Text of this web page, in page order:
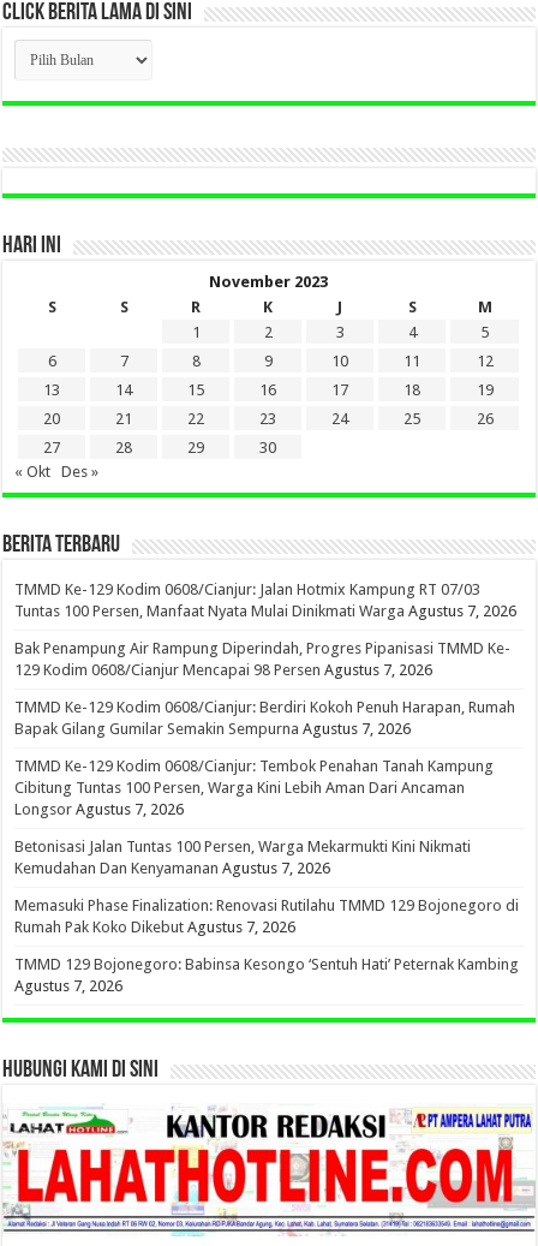
CLICK BERITA LAMA DI SINI
CLICK
BERITA
LAMA
DI
HARI INI
November 2023
S
S R K J S
M
1
2 3 4
5
6
7 8 9 10 11
12
13
14 15 16 17 18
19
20
21 22 23 24 25
26
27
28 29
30
« Okt
Des »
BERITA TERBARU
TMMD Ke-129 Kodim 0608/Cianjur: Jalan Hotmix Kampung RT 07/03
Tuntas 100 Persen, Manfaat Nyata Mulai Dinikmati Warga Agustus 7, 2026
Bak Penampung Air Rampung Diperindah, Progres Pipanisasi TMMD Ke-
129 Kodim 0608/Cianjur Mencapai 98 Persen Agustus 7, 2026
TMMD Ke-129 Kodim 0608/Cianjur: Berdiri Kokoh Penuh Harapan, Rumah
Bapak Gilang Gumilar Semakin Sempurna Agustus 7, 2026
TMMD Ke-129 Kodim 0608/Cianjur: Tembok Penahan Tanah Kampung
Cibitung Tuntas 100 Persen, Warga Kini Lebih Aman Dari Ancaman
Longsor Agustus 7, 2026
Betonisasi Jalan Tuntas 100 Persen, Warga Mekarmukti Kini Nikmati
Kemudahan Dan Kenyamanan Agustus 7, 2026
Memasuki Phase Finalization: Renovasi Rutilahu TMMD 129 Bojonegoro di
Rumah Pak Koko Dikebut Agustus 7, 2026
TMMD 129 Bojonegoro: Babinsa Kesongo ‘Sentuh Hati’ Peternak Kambing
Agustus 7, 2026
HUBUNGI KAMI DI SINI